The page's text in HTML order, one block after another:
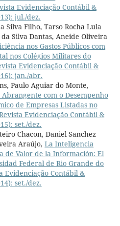
Evidenciação Contábil &
jul./dez.
Silva Filho, Tarso Rocha Lula
Silva Dantas, Aneide Oliveira
nos Gastos Públicos com
nos Colégios Militares do
Evidenciação Contábil &
jan./abr.
Paulo Aguiar do Monte,
Abrangente com o Desempenho
de Empresas Listadas no
Evidenciação Contábil &
set./dez.
Chacon, Daniel Sanchez
Araújo, La Inteligencia
de Valor de la Información: El
Federal de Rio Grande do
Evidenciação Contábil &
set./dez.